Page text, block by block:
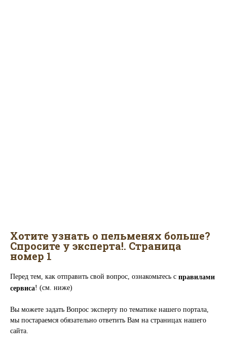
Хотите узнать о пельменях больше?
Спросите у эксперта!. Страница
номер 1
Перед тем, как отправить свой вопрос, ознакомьтесь с правилами
сервиса! (см. ниже)
Вы можете задать Вопрос эксперту по тематике нашего портала,
мы постараемся обязательно ответить Вам на страницах нашего
сайта.